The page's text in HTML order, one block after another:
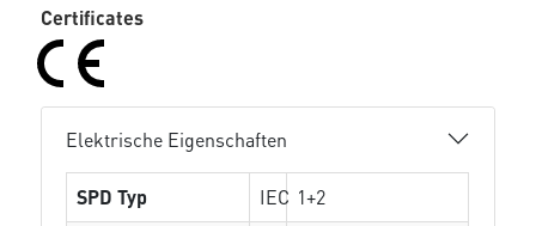
Certificates
Elektrische Eigenschaften
SPD Typ IEC 1+2